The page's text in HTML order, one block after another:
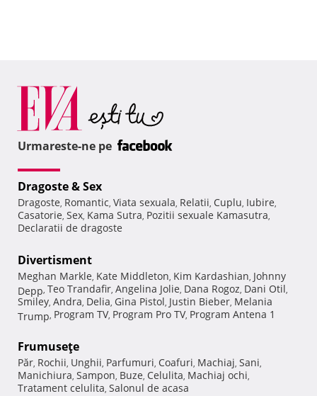
Urmareste-ne pe
Dragoste & Sex
Dragoste, Romantic, Viata sexuala, Relatii, Cuplu, Iubire,
Casatorie, Sex, Kama Sutra, Pozitii sexuale Kamasutra,
Declaratii de dragoste
Divertisment
Meghan Markle, Kate Middleton, Kim Kardashian, Johnny
Depp, Teo Trandafir, Angelina Jolie, Dana Rogoz, Dani Otil,
Smiley, Andra, Delia, Gina Pistol, Justin Bieber, Melania
Trump, Program TV, Program Pro TV, Program Antena 1
Frumuseţe
Păr, Rochii, Unghii, Parfumuri, Coafuri, Machiaj, Sani,
Manichiura, Sampon, Buze, Celulita, Machiaj ochi,
Tratament celulita, Salonul de acasa